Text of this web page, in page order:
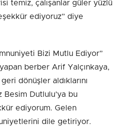
temiz, çalışanlar güler yüzlü
ediyoruz” diye
Bizi Mutlu Ediyor”
berber Arif Yalçınkaya,
dönüşler aldıklarını
Besim Dutlulu’ya bu
ediyorum. Gelen
dile getiriyor.